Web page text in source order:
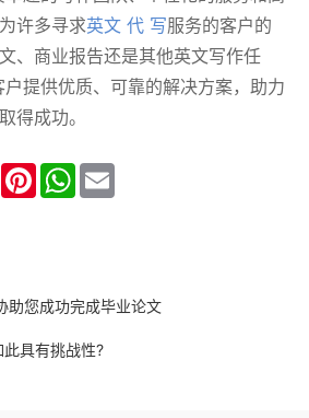
许多寻求英文 代 写服务的客户的
、商业报告还是其他英文写作任
提供优质、可靠的解决方案，助力
得成功。
LinkedInPinterestWhatsApp
助您成功完成毕业论文
具有挑战性?